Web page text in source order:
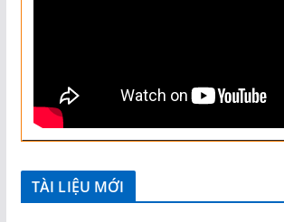
TÀI LIỆU MỚI